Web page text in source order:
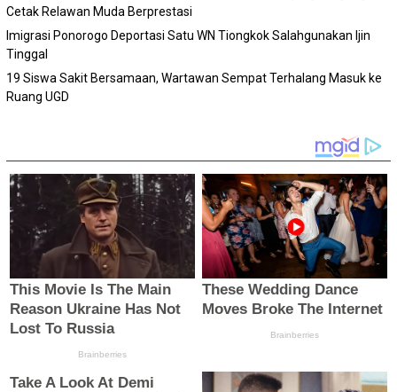
Cetak Relawan Muda Berprestasi
Imigrasi Ponorogo Deportasi Satu WN Tiongkok Salahgunakan Ijin
Tinggal
19 Siswa Sakit Bersamaan, Wartawan Sempat Terhalang Masuk ke
Ruang UGD